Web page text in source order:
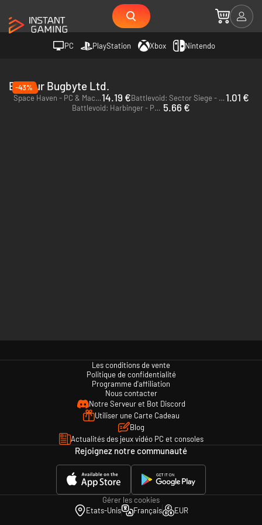
PC PlayStation Xbox Nintendo
Editeur Bugbyte Ltd.
-43%
Space Haven - PC & Mac (Steam)14.19 € Battlevoid: Sector Siege - PC & Mac (Steam)1.01 €
Battlevoid: Harbinger - PC & Mac (Steam) 5.66 €
Les conditions de vente
Politique de confidentialité
Programme d'affiliation
Nous contacter
Notre Serveur et Bot Discord
Utiliser une Carte Cadeau
Blog
Actualités des jeux vidéo PC et consoles
Rejoignez notre communauté
Gérer les cookies
Etats-Unis
Français EUR